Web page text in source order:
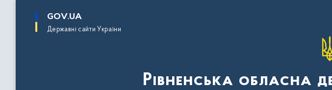
основного
GOV.UA
Державні сайти України
Рівненська обласна